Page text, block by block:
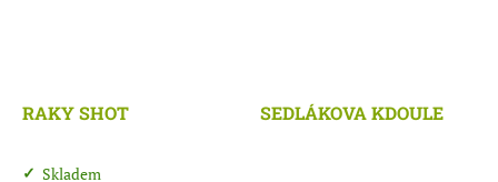
RAKY SHOT
Průměrné
Skladem
SEDLÁKOVA KDOULE